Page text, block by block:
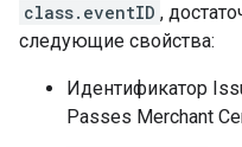
class.eventID ,
следующие свойства:
Идентификатор
Passes Merchant